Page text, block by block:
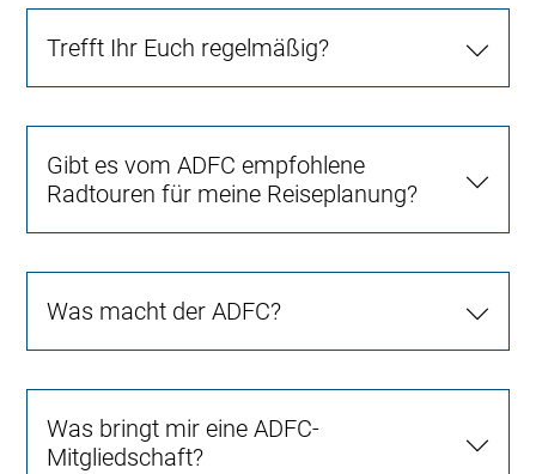
Trefft Ihr Euch regelmäßig?
Gibt es vom ADFC empfohlene
Radtouren für meine Reiseplanung?
Was macht der ADFC?
Was bringt mir eine ADFC-
Mitgliedschaft?